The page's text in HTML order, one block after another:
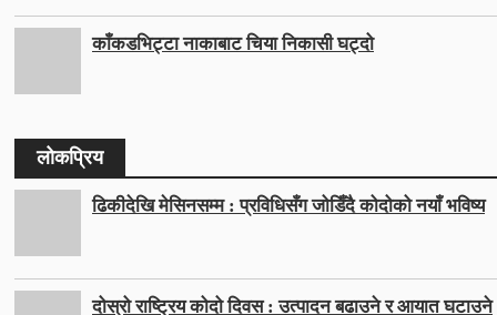
काँकडभिट्टा नाकाबाट चिया निकासी घट्दो
लोकप्रिय
ढिकीदेखि मेसिनसम्म : प्रविधिसँग जोडिँदै कोदोको नयाँ भविष्य
दोस्रो राष्ट्रिय कोदो दिवस : उत्पादन बढाउने र आयात घटाउने